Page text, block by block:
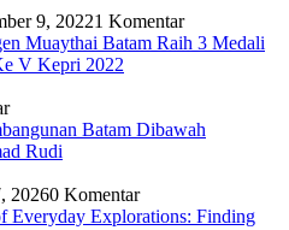
9, 20221 Komentar
Muaythai Batam Raih 3 Medali
V Kepri 2022
Batam Dibawah
Rudi
20260 Komentar
Everyday Explorations: Finding